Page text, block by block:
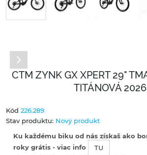
CTM ZYNK GX XPERT 29"
TITÁNOVÁ 2026
Kód 226.289
Stav produktu: Nový produkt
Ku každému biku od nás získaš ako
roky grátis - viac info
TU